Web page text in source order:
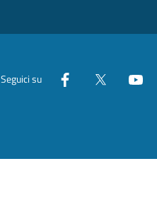
Seguici su